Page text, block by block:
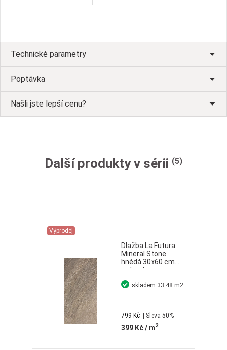
Technické parametry
Poptávka
Našli jste lepší cenu?
Další produkty v sérii (5)
Výprodej
Dlažba La Futura
Mineral Stone
hnědá 30x60 cm
naturale
799 Kč | Sleva 50%
399 Kč/ m2
skladem 33.48 m2